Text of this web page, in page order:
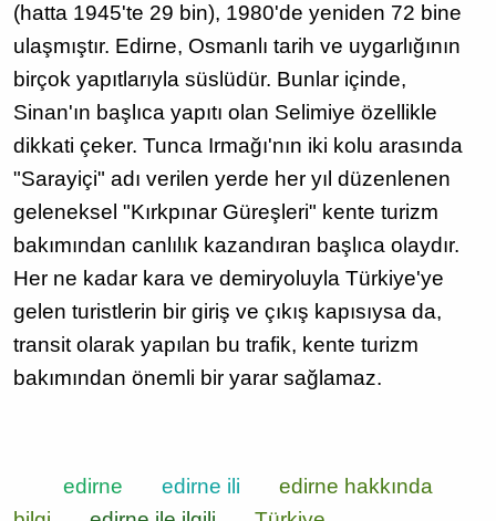
(hatta 1945'te 29 bin), 1980'de yeniden 72 bine
ulaşmıştır. Edirne, Osmanlı tarih ve uygarlığının
birçok yapıtlarıyla süslüdür. Bunlar içinde,
Sinan'ın başlıca yapıtı olan Selimiye özellikle
dikkati çeker. Tunca Irmağı'nın iki kolu arasında
"Sarayiçi" adı verilen yerde her yıl düzenlenen
geleneksel "Kırkpınar Güreşleri" kente turizm
bakımından canlılık kazandıran başlıca olaydır.
Her ne kadar kara ve demiryoluyla Türkiye'ye
gelen turistlerin bir giriş ve çıkış kapısıysa da,
transit olarak yapılan bu trafik, kente turizm
bakımından önemli bir yarar sağlamaz.
edirne edirne ili
edirne hakkında